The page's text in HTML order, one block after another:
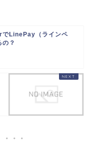
LinePay（ラインペ
の？